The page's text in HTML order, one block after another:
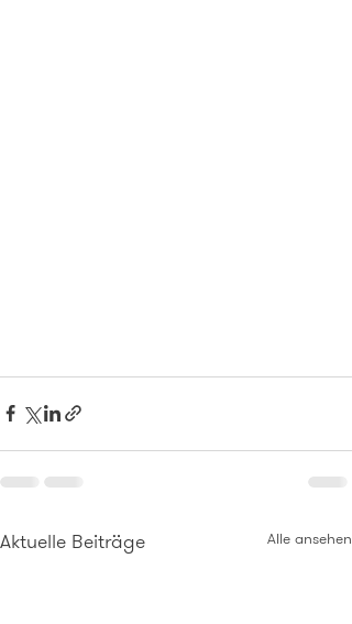
Aktuelle Beiträge Alle ansehen